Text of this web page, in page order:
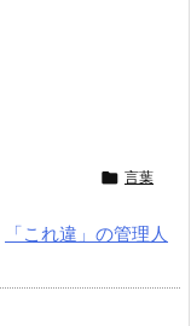
 言葉
「これ違」の管理人